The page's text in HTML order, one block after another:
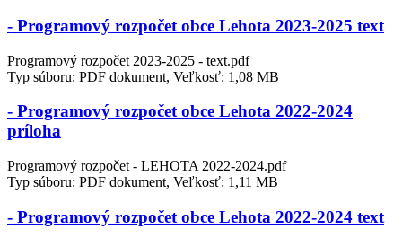
- Programový rozpočet obce Lehota 2023-2025 text
Programový rozpočet 2023-2025 - text.pdf
Typ súboru: PDF dokument, Veľkosť: 1,08 MB
- Programový rozpočet obce Lehota 2022-2024
príloha
Programový rozpočet - LEHOTA 2022-2024.pdf
Typ súboru: PDF dokument, Veľkosť: 1,11 MB
- Programový rozpočet obce Lehota 2022-2024 text